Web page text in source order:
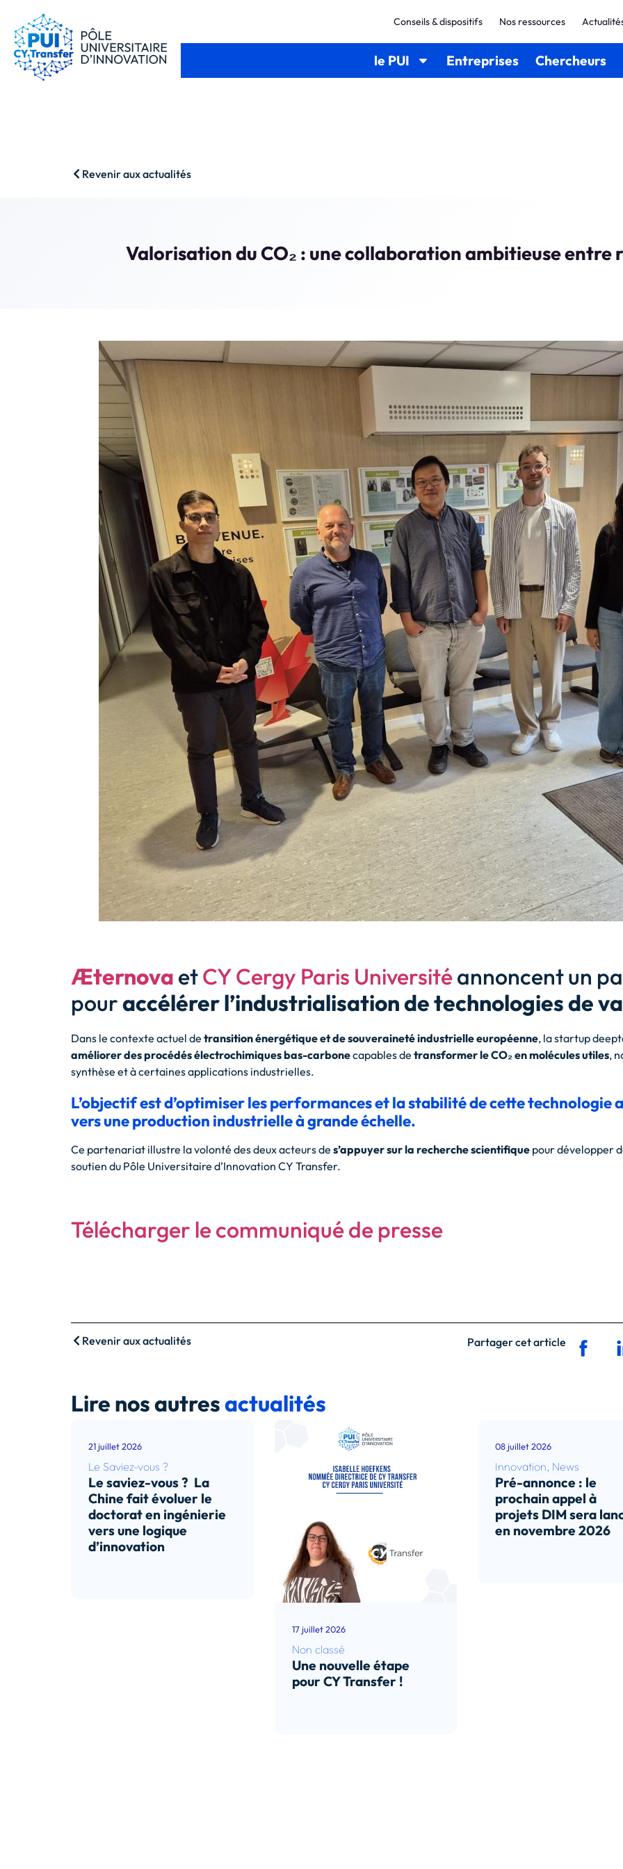
le PUI Entreprises Chercheurs
Conseils & dispositifs Nos ressources
Revenir aux actualités
Valorisation du CO₂ : une collaboration ambitieuse entre
Æternova etCY Cergy Paris Universitéannoncent un
pouraccélérer l’industrialisation de technologies de
Dans le contexte actuel de transition énergétique et de souveraineté industrielle européenne, la startup
améliorer des procédés électrochimiques bas-carbonecapables de transformer le CO₂ en molécules utiles,
synthèse et à certaines applications industrielles.
L’objectif est d’optimiser les performances et la stabilité de cette technologie
vers une production industrielle à grande échelle.
Ce partenariat illustre la volonté des deux acteurs de s’appuyer sur la recherche scientifique pour développer
soutien du Pôle Universitaire d’Innovation CY Transfer.
Télécharger le communiqué de presse
Revenir aux actualités Partager cet article
Lire nos autresactualités
21 juillet 2026
Le Saviez-vous ?
Le saviez-vous ? La
Chine fait évoluer le
doctorat en ingénierie
vers une logique
d’innovation
17 juillet 2026
Non classé
Une nouvelle étape
pour CY Transfer !
08 juillet 2026
Innovation, News
Pré-annonce : le
prochain appel à
projets DIM sera
en novembre 2026